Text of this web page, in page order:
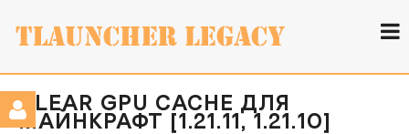
CLEAR GPU CACHE ДЛЯ
МАЙНКРАФТ [1.21.11, 1.21.10]